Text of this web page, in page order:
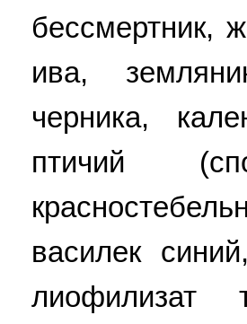
бессмертник,
ива,
черника,
птичий
василек
лиофилизат